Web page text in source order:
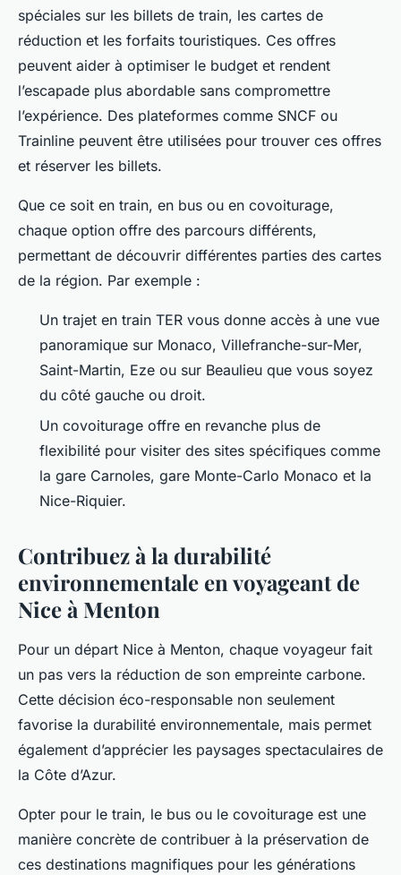
spéciales sur les billets de train, les cartes de
réduction et les forfaits touristiques. Ces offres
peuvent aider à optimiser le budget et rendent
l’escapade plus abordable sans compromettre
l’expérience. Des plateformes comme SNCF ou
Trainline peuvent être utilisées pour trouver ces offres
et réserver les billets.
Que ce soit en train, en bus ou en covoiturage,
chaque option offre des parcours différents,
permettant de découvrir différentes parties des cartes
de la région. Par exemple :
Un trajet en train TER vous donne accès à une vue
panoramique sur Monaco, Villefranche-sur-Mer,
Saint-Martin, Eze ou sur Beaulieu que vous soyez
du côté gauche ou droit.
Un covoiturage offre en revanche plus de
flexibilité pour visiter des sites spécifiques comme
la gare Carnoles, gare Monte-Carlo Monaco et la
Nice-Riquier.
Contribuez à la durabilité
environnementale en voyageant de
Nice à Menton
Pour un départ Nice à Menton, chaque voyageur fait
un pas vers la réduction de son empreinte carbone.
Cette décision éco-responsable non seulement
favorise la durabilité environnementale, mais permet
également d’apprécier les paysages spectaculaires de
la Côte d’Azur.
Opter pour le train, le bus ou le covoiturage est une
manière concrète de contribuer à la préservation de
ces destinations magnifiques pour les générations